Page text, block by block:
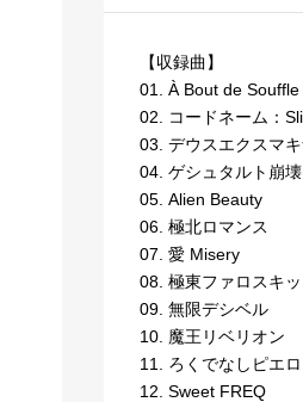
【収録曲】
01. À Bout de Souffle
02. コードネーム：
03. デウスエクスマ
04. ゲシュタルト崩壊
05. Alien Beauty
06. 極北ロマンス
07. 愛 Misery
08. 極東ファロスキ
09. 無限デシベル
10. 魔王リベリオン
11. ろくでなしピエロ
12. Sweet FREQ